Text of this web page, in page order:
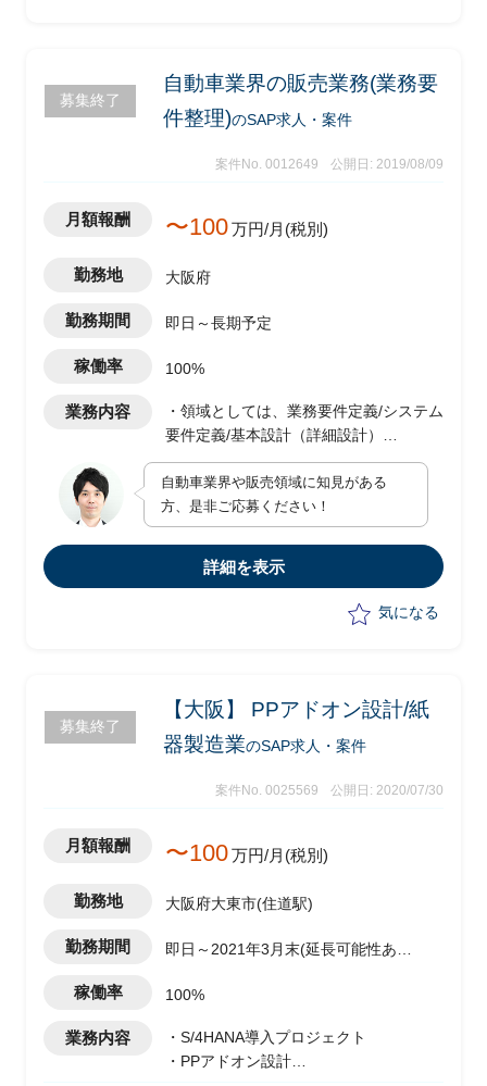
・現場各部門C/S管理の機能との切り分
募集終了
自動車業界の販売業務(業務要
件整理)のSAP求人・案件
案件No. 0012649 公開日: 2019/08/09
月額報酬 〜100万円/月(税別)
勤務地 大阪府
勤務期間 即日～長期予定
稼働率 100%
業務内容
・領域としては、業務要件定義/システム
要件定義/基本設計（詳細設計）
・タスクは、クライアントの営業部門に
対しSAP SDの基本機能を用いた業務改
革を推進するため、Fit&Gapを実施
自動車業界や販売領域に知見がある
方、是非ご応募ください！
詳細を表示
気になる
募集終了
【大阪】 PPアドオン設計/紙
器製造業のSAP求人・案件
案件No. 0025569 公開日: 2020/07/30
月額報酬 〜100万円/月(税別)
勤務地 大阪府大東市(住道駅)
勤務期間
即日～2021年3月末(延長可能性あ
稼働率 100%
業務内容
・S/4HANA導入プロジェクト
・PPアドオン設計